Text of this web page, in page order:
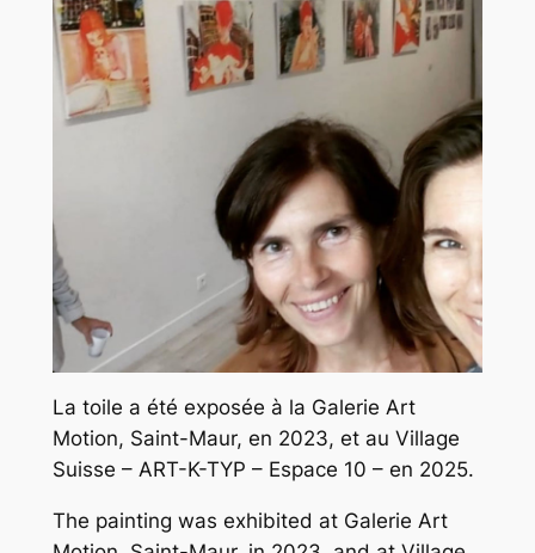
La toile a été exposée à la Galerie Art
Motion, Saint-Maur, en 2023, et au Village
Suisse – ART-K-TYP – Espace 10 – en 2025.
The painting was exhibited at Galerie Art